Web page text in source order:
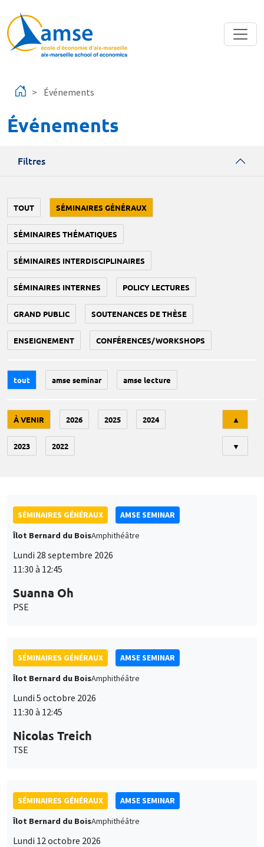
Événements
Événements
Filtres
TOUT SÉMINAIRES GÉNÉRAUX
SÉMINAIRES THÉMATIQUES
SÉMINAIRES INTERDISCIPLINAIRES
SÉMINAIRES INTERNES POLICY LECTURES
GRAND PUBLIC SOUTENANCES DE THÈSE
ENSEIGNEMENT CONFÉRENCES/WORKSHOPS
tout amse seminar amse lecture
À VENIR 2026 2025 2024
2023 2022
▲
▼
SÉMINAIRES GÉNÉRAUX
AMSE SEMINAR
Îlot Bernard du BoisAmphithéâtre
Lundi 28 septembre 2026
11:30 à 12:45
Suanna Oh
PSE
SÉMINAIRES GÉNÉRAUX
AMSE SEMINAR
Îlot Bernard du BoisAmphithéâtre
Lundi 5 octobre 2026
11:30 à 12:45
Nicolas Treich
TSE
SÉMINAIRES GÉNÉRAUX
AMSE SEMINAR
Îlot Bernard du BoisAmphithéâtre
Lundi 12 octobre 2026